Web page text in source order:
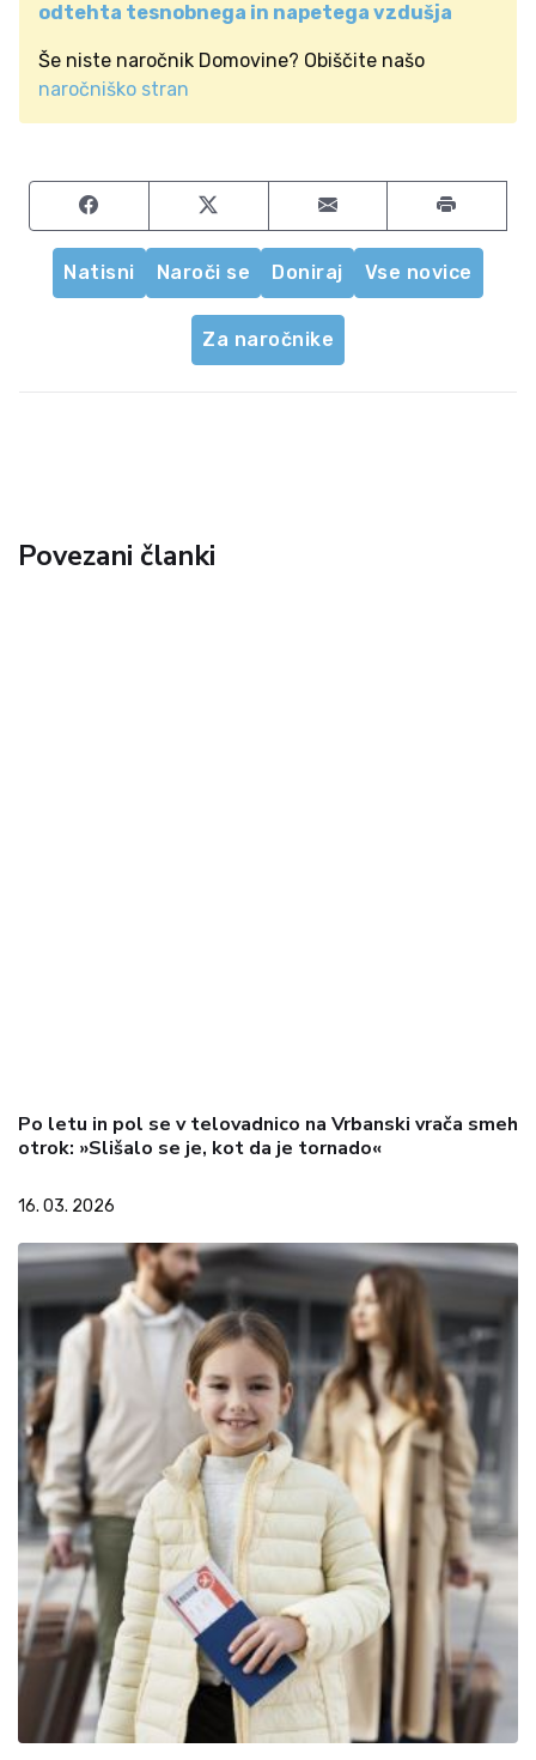
odtehta tesnobnega in napetega vzdušja
Še niste naročnik Domovine? Obiščite našo
naročniško stran
Share on FacebookShare on TwitterShare by email
Natisni Naroči se Doniraj Vse novice
Za naročnike
Povezani članki
Po letu in pol se v telovadnico na Vrbanski vrača smeh
otrok: »Slišalo se je, kot da je tornado«
16. 03. 2026